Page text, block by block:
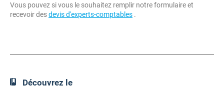
Vous pouvez si vous le souhaitez remplir notre formulaire et
recevoir desdevis d'experts-comptables .
Découvrez le